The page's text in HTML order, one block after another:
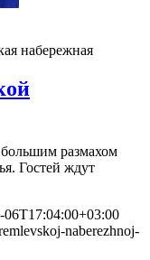
набережная
размахом
Гостей ждут
06T17:04:00+03:00
naberezhnoj-